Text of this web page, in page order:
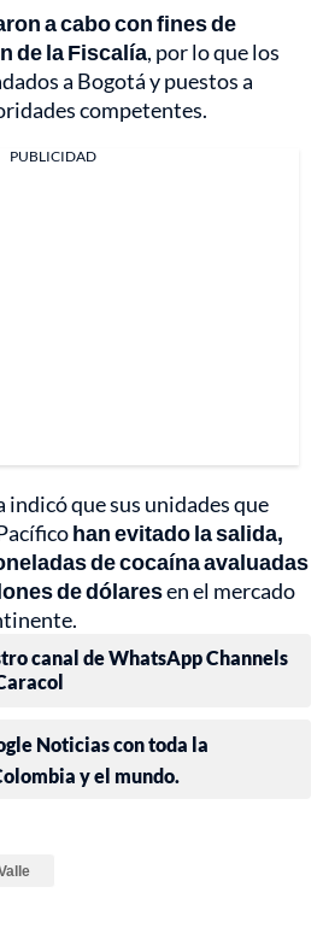
a cabo con fines de
de la Fiscalía, por lo que los
a Bogotá y puestos a
competentes.
PUBLICIDAD
que sus unidades que
han evitado la salida,
de cocaína avaluadas
de dólaresen el mercado
canal de WhatsApp Channels
Noticias con toda la
y el mundo.